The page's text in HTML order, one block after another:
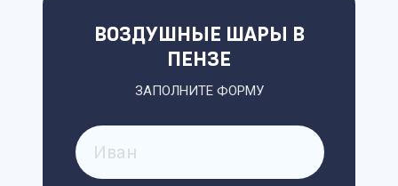
ЗАПОЛНИТЕ ФОРМУ
ВОЗДУШНЫЕ ШАРЫ В
ПЕНЗЕ